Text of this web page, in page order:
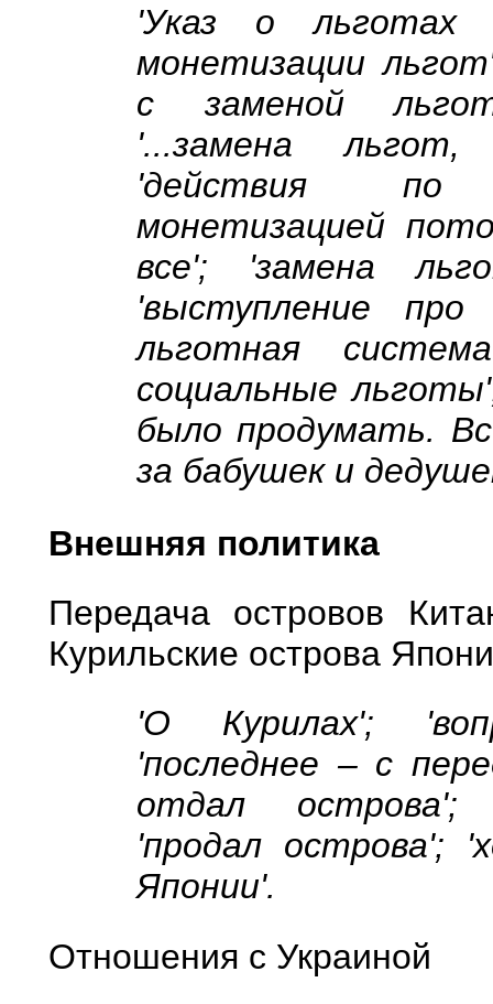
'Указ о льготах
монетизации
с заменой
'...замена
'действия по
монетизацией
все'; 'замена
'выступление
льготная
социальные
было продумать.
за бабушек и
Внешняя политика
Передача островов
Курильские острова
'О Курилах';
'последнее – с
отдал острова';
'продал острова';
Японии'.
Отношения с Украиной